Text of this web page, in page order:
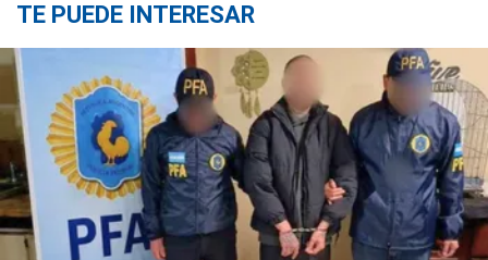
TE PUEDE INTERESAR